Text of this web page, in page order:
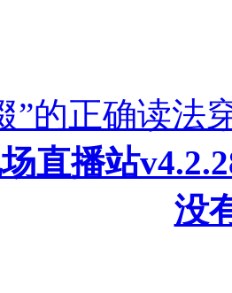
”的正确读法
直播站
没